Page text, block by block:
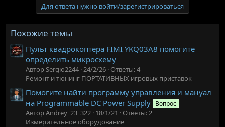
Для ответа нужно войти/зарегистрироваться
Похожие темы
Пульт квадрокоптера FIMI YKQ03A8 помогите
определить микросхему
Автор Sergio2244 24/2/26 Ответы: 4
Ремонт и тюнинг ПОРТАТИВНЫХ игровых приставок
Помогите найти программу управления и мануал
на Programmable DC Power Supply Вопрос
Автор Andrey_23_322 18/1/21
Ответы: 2
Измерительное оборудование